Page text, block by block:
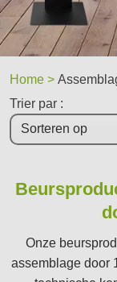
Home >
Trier par :
Onze
assemblage door